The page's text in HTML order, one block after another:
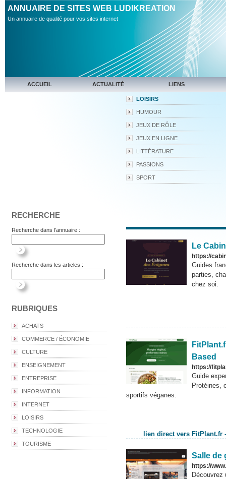
ANNUAIRE DE SITES WEB LUDIKREATION
Un annuaire de qualité pour vos sites internet
ACCUEIL ACTUALITÉ LIENS
RECHERCHE
Recherche dans l'annuaire :
Recherche dans les articles :
RUBRIQUES
ACHATS
COMMERCE / ÉCONOMIE
CULTURE
ENSEIGNEMENT
ENTREPRISE
INFORMATION
INTERNET
LOISIRS
TECHNOLOGIE
TOURISME
LOISIRS
HUMOUR
JEUX DE RÔLE
JEUX EN LIGNE
LITTÉRATURE
PASSIONS
SPORT
Le
https://
Guides
parties,
chez soi.
Based
https://
Guide
Protéines,
sportifs véganes.
lien direct vers FitPlant.fr
Salle de
https://
Découvrez